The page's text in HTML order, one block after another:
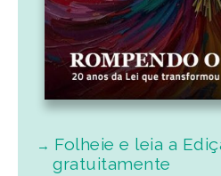
Folheie e leia a
gratuitamente